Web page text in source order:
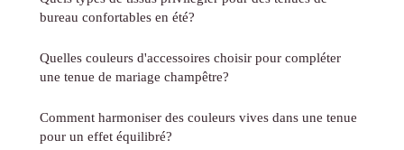
bureau confortables en été?
Quelles couleurs d'accessoires choisir pour compléter
une tenue de mariage champêtre?
Comment harmoniser des couleurs vives dans une tenue
pour un effet équilibré?